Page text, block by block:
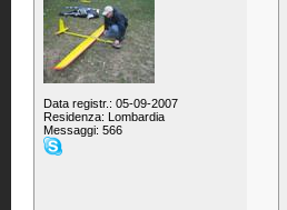
Data registr.: 05-09-2007
Residenza: Lombardia
Messaggi: 566